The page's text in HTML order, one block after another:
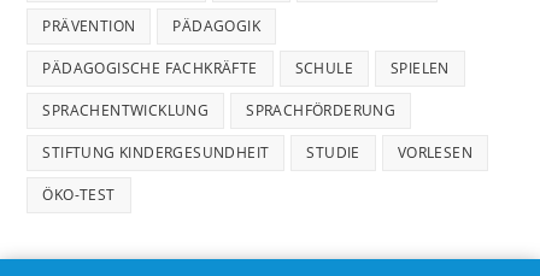
PRÄVENTION PÄDAGOGIK
PÄDAGOGISCHE FACHKRÄFTE SCHULE SPIELEN
SPRACHENTWICKLUNG SPRACHFÖRDERUNG
STIFTUNG KINDERGESUNDHEIT STUDIE VORLESEN
ÖKO-TEST